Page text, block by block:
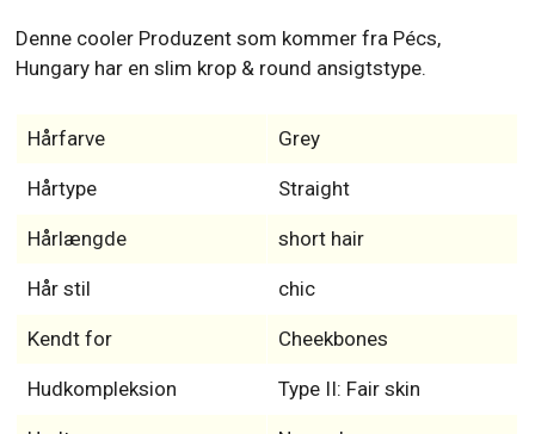
Denne cooler Produzent som kommer fra Pécs,
Hungary har en slim krop & round ansigtstype.
Hårfarve Grey
Hårtype Straight
Hårlængde short hair
Hår stil chic
Kendt for Cheekbones
Hudkompleksion Type II: Fair skin